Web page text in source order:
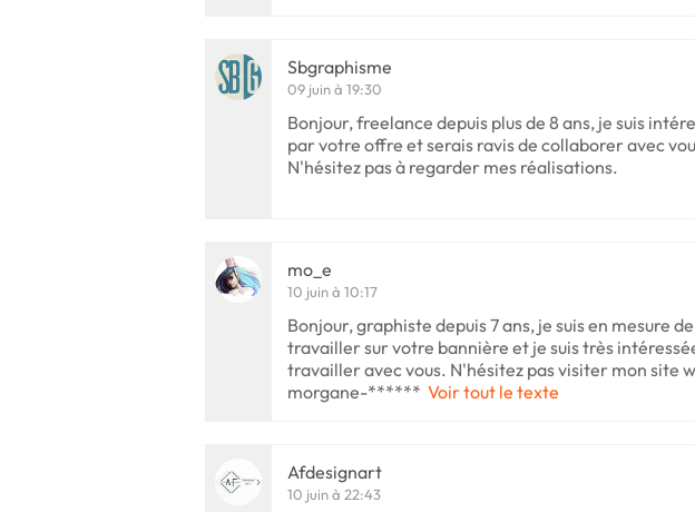
Sbgraphisme
09 juin à 19:30
Bonjour, freelance depuis plus de 8 ans, je suis
par votre offre et serais ravis de collaborer avec
N'hésitez pas à regarder mes réalisations.
mo_e
10 juin à 10:17
Bonjour, graphiste depuis 7 ans, je suis en mesure de
travailler sur votre bannière et je suis très
travailler avec vous. N'hésitez pas visiter mon site
morgane-****** Voir tout le texte
Afdesignart
10 juin à 22:43